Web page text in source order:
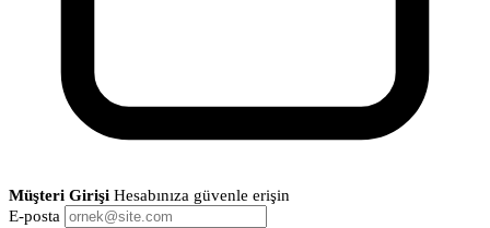
Müşteri Girişi Hesabınıza güvenle erişin
E-posta